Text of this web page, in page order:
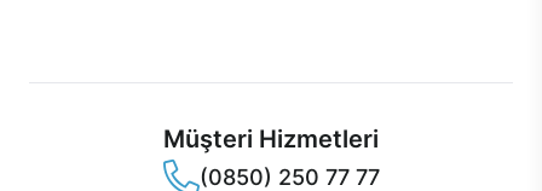
Müşteri Hizmetleri
(0850) 250 77 77